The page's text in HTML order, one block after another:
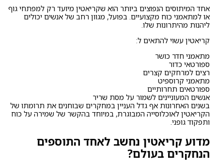
אחד המיתוסים הנפוצים ביותר הוא שקריאטין מיועד רק למפתחי גוף
או למתאמני כוח מקצועיים. בפועל, מגוון רחב של אנשים יכולים
ליהנות מהיתרונות שלו.
קריאטין עשוי להתאים ל:
מתאמני חדר כושר
ספורטאי כדור
רצים למרחקים קצרים
מתאמני קרוספיט
ספורטאים תחרותיים
אנשים המעוניינים לשמור על מסת שריר
בשנים האחרונות אף גדל העניין במחקרים שבוחנים את תרומתו של
הקריאטין לאוכלוסייה המבוגרת, במיוחד בהקשר של שמירה על כוח
ותפקוד גופני.
מדוע קריאטין נחשב לאחד התוספים
הנחקרים בעולם?